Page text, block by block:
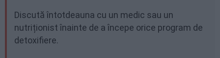
Discută întotdeauna cu un medic sau un
nutriționist înainte de a începe orice program de
detoxifiere.